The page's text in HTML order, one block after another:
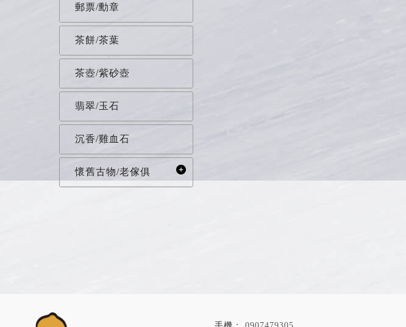
郵票/勳章
茶餅/茶葉
茶壺/紫砂壺
翡翠/玉石
沉香/雞血石
懷舊古物/老傢俱